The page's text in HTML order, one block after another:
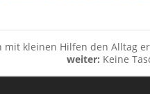
mit kleinen Hilfen den Alltag
weiter: Keine